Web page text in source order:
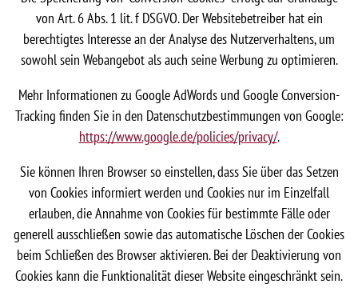
von Art. 6 Abs. 1 lit. f DSGVO. Der Websitebetreiber hat ein
berechtigtes Interesse an der Analyse des Nutzerverhaltens, um
sowohl sein Webangebot als auch seine Werbung zu optimieren.
Mehr Informationen zu Google AdWords und Google Conversion-
Tracking finden Sie in den Datenschutzbestimmungen von Google:
https://www.google.de/policies/privacy/.
Sie können Ihren Browser so einstellen, dass Sie über das Setzen
von Cookies informiert werden und Cookies nur im Einzelfall
erlauben, die Annahme von Cookies für bestimmte Fälle oder
generell ausschließen sowie das automatische Löschen der Cookies
beim Schließen des Browser aktivieren. Bei der Deaktivierung von
Cookies kann die Funktionalität dieser Website eingeschränkt sein.